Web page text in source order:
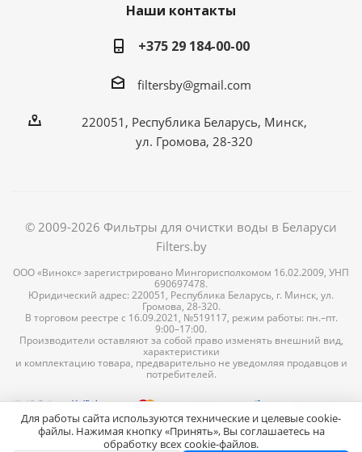
Наши контакты
+375 29 184-00-00
filtersby@gmail.com
220051, Республика Беларусь, Минск,
ул. Громова, 28-320
© 2009-2026 Фильтры для очистки воды в Беларуси
Filters.by
ООО «Винокс» зарегистрировано Мингорисполкомом 16.02.2009, УНП
690697478.
Юридический адрес: 220051, Республика Беларусь, г. Минск, ул.
Громова, 28-320.
В торговом реестре с 16.09.2021, №519117, режим работы: пн.–пт.
9:00–17:00.
Производители оставляют за собой право изменять внешний вид,
характеристики
и комплектацию товара, предварительно не уведомляя продавцов и
потребителей.
Для работы сайта используются технические и целевые cookie-
файлы. Нажимая кнопку «Принять», Вы соглашаетесь на
обработку всех cookie-файлов.